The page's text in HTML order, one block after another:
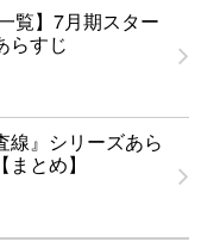
覧】7月期スター
らすじ
線』シリーズあら
とめ】